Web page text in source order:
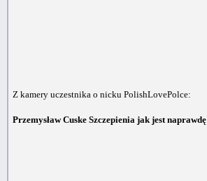
Z kamery uczestnika o nicku PolishLovePolce:
Przemysław Cuske Szczepienia jak jest naprawdę